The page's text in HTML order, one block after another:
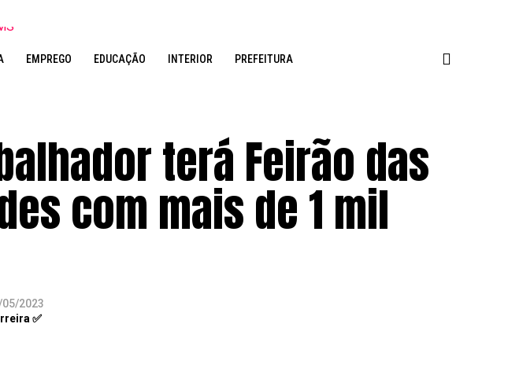
EMPREGO EDUCAÇÃO INTERIOR PREFEITURA
terá Feirão das
com mais de 1 mil
05/2023
✅